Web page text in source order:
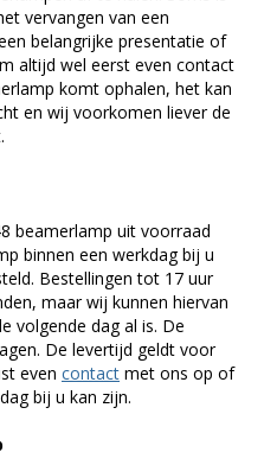
vervangen van een
belangrijke presentatie of
altijd wel eerst even contact
komt ophalen, het kan
en wij voorkomen liever de
beamerlamp uit voorraad
binnen een werkdag bij u
Bestellingen tot 17 uur
maar wij kunnen hiervan
volgende dag al is. De
De levertijd geldt voor
even contact met ons op of
bij u kan zijn.